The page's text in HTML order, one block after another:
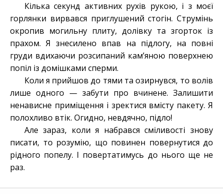
Кілька секунд активних рухів рукою, і з моєї
горлянки вирвався приглушений стогін. Струмінь
окропив могильну плиту, долівку та згорток із
прахом. Я знесилено впав на підлогу, на повні
груди вдихаючи розсипаний кам’яною поверхнею
попіл із домішками сперми.
Коли я прийшов до тями та озирнувся, то волів
лише одного — забути про вчинене. Залишити
ненависне приміщення і зректися вмісту пакету. Я
полохливо втік. Огидно, невдячно, підло!
Але зараз, коли я набрався сміливості знову
писати, то розумію, що повинен повернутися до
рідного попелу. І повертатимусь до нього ще не
раз.